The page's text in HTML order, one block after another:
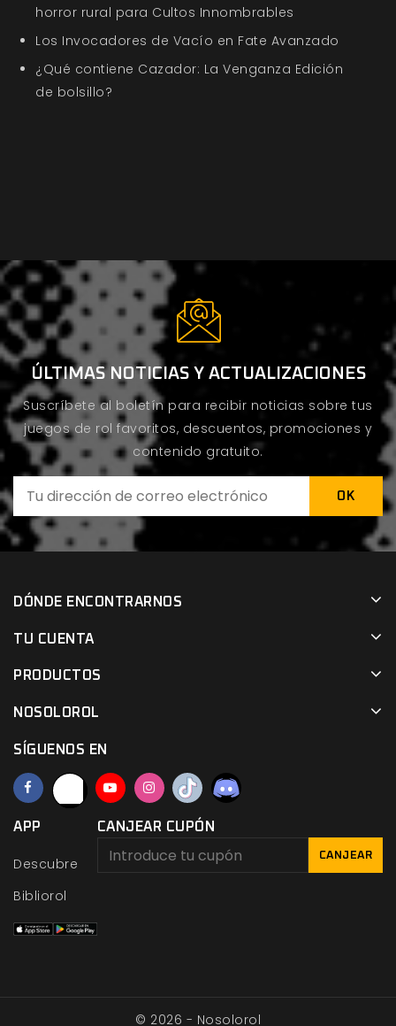
horror rural para Cultos Innombrables
Los Invocadores de Vacío en Fate Avanzado
¿Qué contiene Cazador: La Venganza Edición
de bolsillo?
ÚLTIMAS NOTICIAS Y ACTUALIZACIONES
Suscríbete al boletín para recibir noticias sobre tus
juegos de rol favoritos, descuentos, promociones y
contenido gratuito.
DÓNDE ENCONTRARNOS
TU CUENTA
PRODUCTOS
NOSOLOROL
SÍGUENOS EN
APP
Descubre
Bibliorol
CANJEAR CUPÓN
CANJEAR
© 2026 - Nosolorol